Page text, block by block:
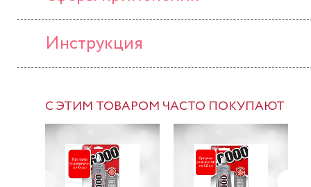
Инструкция
С ЭТИМ ТОВАРОМ ЧАСТО ПОКУПАЮТ